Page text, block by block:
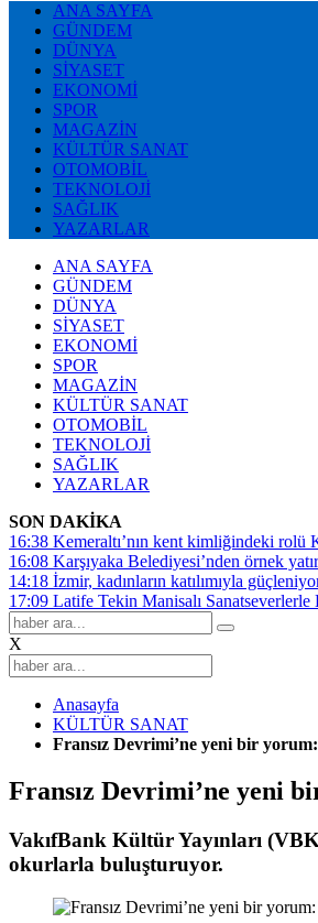
ANA SAYFA
GÜNDEM
DÜNYA
SİYASET
EKONOMİ
SPOR
MAGAZİN
KÜLTÜR SANAT
OTOMOBİL
TEKNOLOJİ
SAĞLIK
YAZARLAR
ANA SAYFA
GÜNDEM
DÜNYA
SİYASET
EKONOMİ
SPOR
MAGAZİN
KÜLTÜR SANAT
OTOMOBİL
TEKNOLOJİ
SAĞLIK
YAZARLAR
SON DAKİKA
16:38 Kemeraltı’nın kent kimliğindeki rolü
16:08 Karşıyaka Belediyesi’nden örnek
14:18 İzmir, kadınların katılımıyla
17:09 Latife Tekin Manisalı Sanatseverlerle
X
Anasayfa
KÜLTÜR SANAT
Fransız Devrimi’ne yeni bir
Fransız Devrimi’ne yeni
VakıfBank Kültür Yayınları
okurlarla buluşturuyor.